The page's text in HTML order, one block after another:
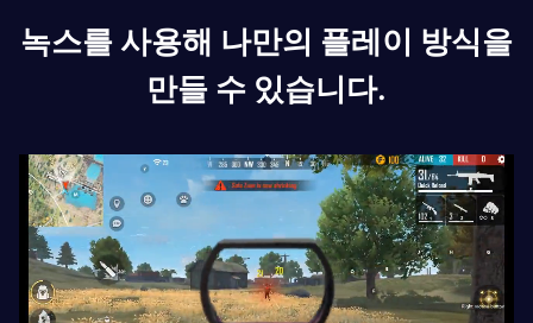
녹스를 사용해 나만의 플레이 방식을
만들 수 있습니다.